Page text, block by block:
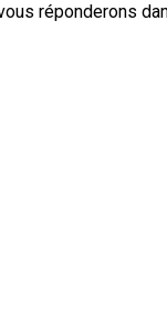
réponderons